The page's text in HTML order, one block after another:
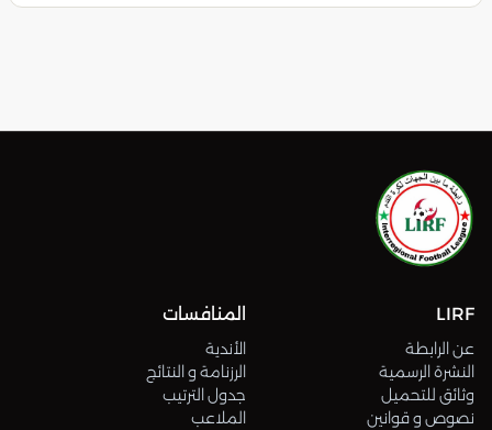
LIRF
عن الرابطة
النشرة الرسمية
وثائق للتحميل
نصوص و قوانين
المنافسات
الأندية
الرزنامة و النتائج
جدول الترتيب
الملاعب